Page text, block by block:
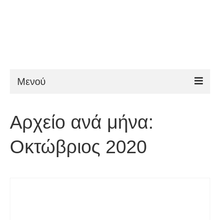
Μενού
Απαιτήσεις
FAQ
Αρχείο ανά μήνα:
Οκτώβριος 2020